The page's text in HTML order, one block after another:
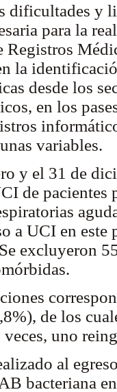
dificultades y
para la
Registros
la
desde los
en los
variables.
y el 31 de
de pacientes
a UCI en este
excluyeron
de los
veces, uno
al
bacteriana